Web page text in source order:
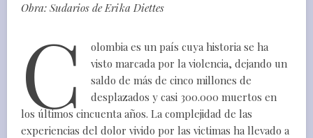
Obra: Sudarios de Erika Diettes
C
olombia es un país cuya historia se ha
visto marcada por la violencia, dejando un
saldo de más de cinco millones de
desplazados y casi 300.000 muertos en
los últimos cincuenta años. La complejidad de las
experiencias del dolor vivido por las victimas ha llevado a